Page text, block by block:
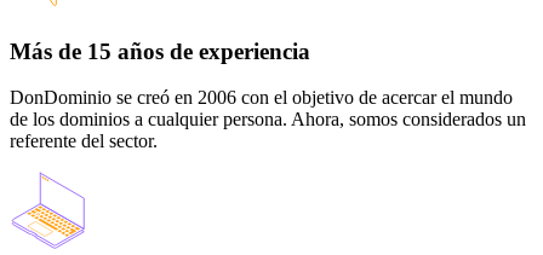
Más de 15 años de experiencia
DonDominio se creó en 2006 con el objetivo de acercar el mundo
de los dominios a cualquier persona. Ahora, somos considerados un
referente del sector.